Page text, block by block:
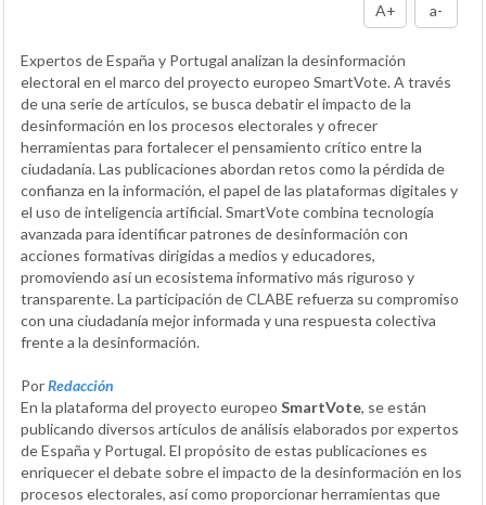
A+ a-
Expertos de España y Portugal analizan la desinformación
electoral en el marco del proyecto europeo SmartVote. A través
de una serie de artículos, se busca debatir el impacto de la
desinformación en los procesos electorales y ofrecer
herramientas para fortalecer el pensamiento crítico entre la
ciudadanía. Las publicaciones abordan retos como la pérdida de
confianza en la información, el papel de las plataformas digitales y
el uso de inteligencia artificial. SmartVote combina tecnología
avanzada para identificar patrones de desinformación con
acciones formativas dirigidas a medios y educadores,
promoviendo así un ecosistema informativo más riguroso y
transparente. La participación de CLABE refuerza su compromiso
con una ciudadanía mejor informada y una respuesta colectiva
frente a la desinformación.
PorRedacción
En la plataforma del proyecto europeo SmartVote, se están
publicando diversos artículos de análisis elaborados por expertos
de España y Portugal. El propósito de estas publicaciones es
enriquecer el debate sobre el impacto de la desinformación en los
procesos electorales, así como proporcionar herramientas que